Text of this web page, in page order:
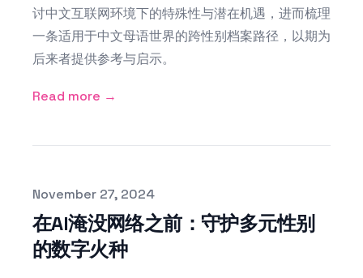
讨中文互联网环境下的特殊性与潜在机遇，进而梳理
一条适用于中文母语世界的跨性别档案路径，以期为
后来者提供参考与启示。
Read more →
Published on
November 27, 2024
在AI淹没网络之前：守护多元性别
的数字火种